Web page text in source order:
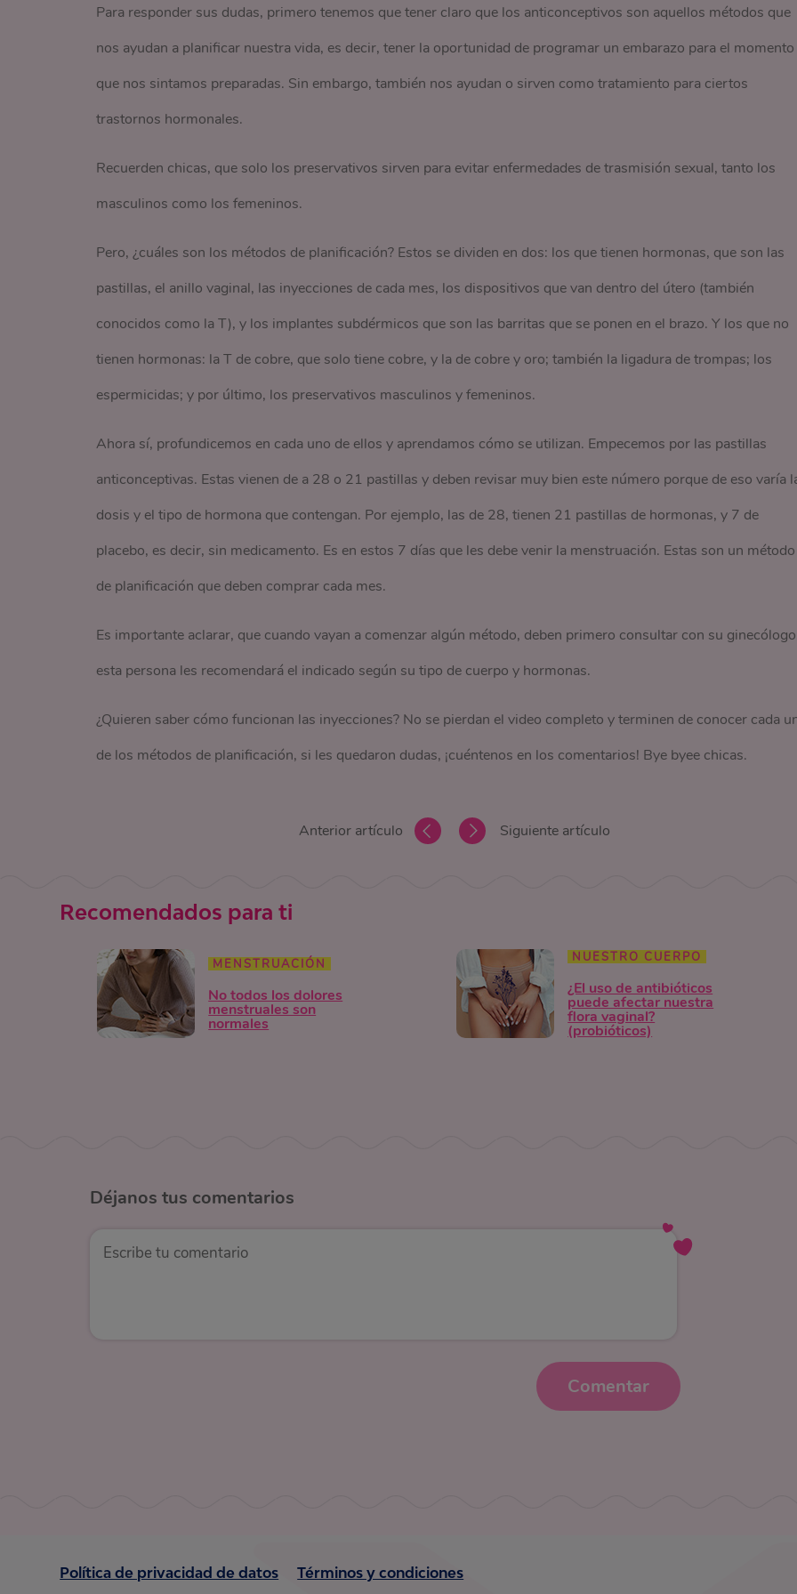
Para responder sus dudas, primero tenemos que tener claro que los anticonceptivos son aquellos métodos que
nos ayudan a planificar nuestra vida, es decir, tener la oportunidad de programar un embarazo para el momento
que nos sintamos preparadas. Sin embargo, también nos ayudan o sirven como tratamiento para ciertos
trastornos hormonales.
Recuerden chicas, que solo los preservativos sirven para evitar enfermedades de trasmisión sexual, tanto los
masculinos como los femeninos.
Pero, ¿cuáles son los métodos de planificación? Estos se dividen en dos: los que tienen hormonas, que son las
pastillas, el anillo vaginal, las inyecciones de cada mes, los dispositivos que van dentro del útero (también
conocidos como la T), y los implantes subdérmicos que son las barritas que se ponen en el brazo. Y los que no
tienen hormonas: la T de cobre, que solo tiene cobre, y la de cobre y oro; también la ligadura de trompas; los
espermicidas; y por último, los preservativos masculinos y femeninos.
Ahora sí, profundicemos en cada uno de ellos y aprendamos cómo se utilizan. Empecemos por las pastillas
anticonceptivas. Estas vienen de a 28 o 21 pastillas y deben revisar muy bien este número porque de eso varía
dosis y el tipo de hormona que contengan. Por ejemplo, las de 28, tienen 21 pastillas de hormonas, y 7 de
placebo, es decir, sin medicamento. Es en estos 7 días que les debe venir la menstruación. Estas son un método
de planificación que deben comprar cada mes.
Es importante aclarar, que cuando vayan a comenzar algún método, deben primero consultar con su
esta persona les recomendará el indicado según su tipo de cuerpo y hormonas.
¿Quieren saber cómo funcionan las inyecciones? No se pierdan el video completo y terminen de conocer cada
de los métodos de planificación, si les quedaron dudas, ¡cuéntenos en los comentarios! Bye byee chicas.
Anterior artículo Siguiente artículo
Recomendados para ti
MENSTRUACIÓN
No todos los dolores
menstruales son
normales
NUESTRO CUERPO
¿El uso de antibióticos
puede afectar nuestra
flora vaginal?
(probióticos)
Déjanos tus comentarios
Comentar
Política de privacidad de datos Términos y condiciones